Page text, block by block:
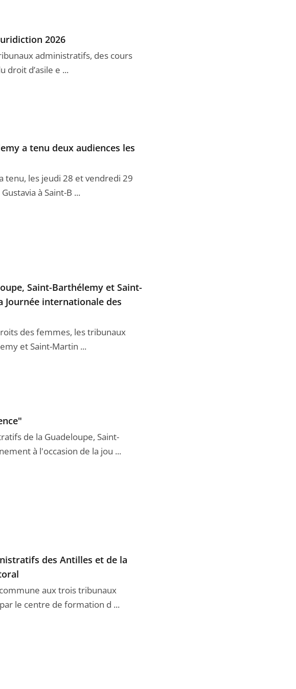
2026
administratifs, des cours
droit d’asile e ...
a tenu deux audiences les
tenu, les jeudi 28 et vendredi 29
à Saint-B ...
Saint-Barthélemy et Saint-
Journée internationale des
des femmes, les tribunaux
et Saint-Martin ...
de la Guadeloupe, Saint-
à l'occasion de la jou ...
des Antilles et de la
aux trois tribunaux
le centre de formation d ...